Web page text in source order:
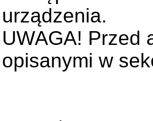
urządzenia.
UWAGA! Przed
opisanymi w